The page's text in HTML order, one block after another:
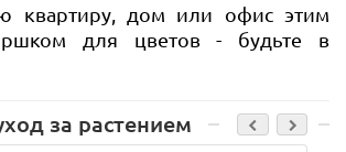
квартиру, дом или офис этим
для цветов - будьте в
за растением